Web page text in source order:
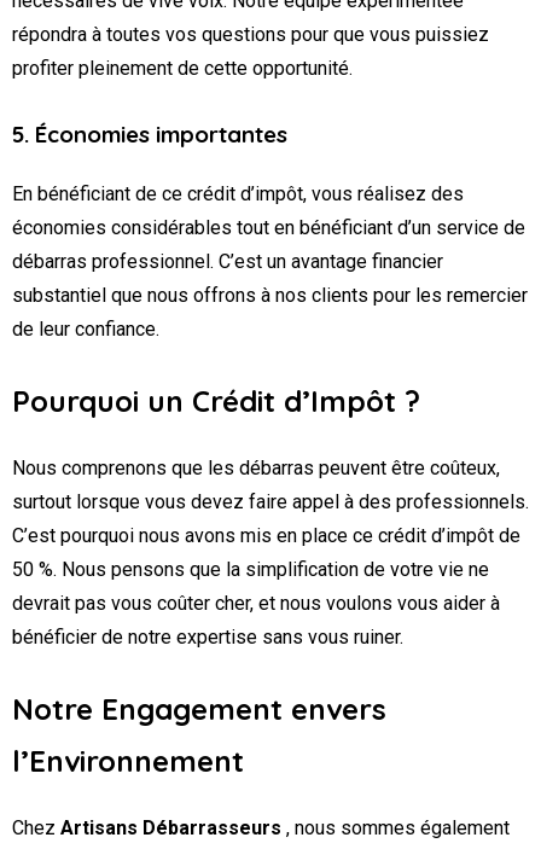
répondra à toutes vos questions pour que vous puissiez
profiter pleinement de cette opportunité.
5. Économies importantes
En bénéficiant de ce crédit d’impôt, vous réalisez des
économies considérables tout en bénéficiant d’un service de
débarras professionnel. C’est un avantage financier
substantiel que nous offrons à nos clients pour les remercier
de leur confiance.
Pourquoi un Crédit d’Impôt ?
Nous comprenons que les débarras peuvent être coûteux,
surtout lorsque vous devez faire appel à des professionnels.
C’est pourquoi nous avons mis en place ce crédit d’impôt de
50 %. Nous pensons que la simplification de votre vie ne
devrait pas vous coûter cher, et nous voulons vous aider à
bénéficier de notre expertise sans vous ruiner.
Notre Engagement envers
l’Environnement
Chez Artisans Débarrasseurs , nous sommes également